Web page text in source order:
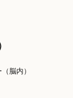
脳内）